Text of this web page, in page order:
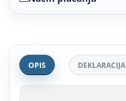
OPIS DEKLARACIJA